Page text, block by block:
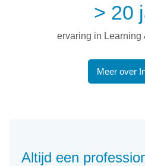
> 20
ervaring in Learning
Meer over
Altijd een